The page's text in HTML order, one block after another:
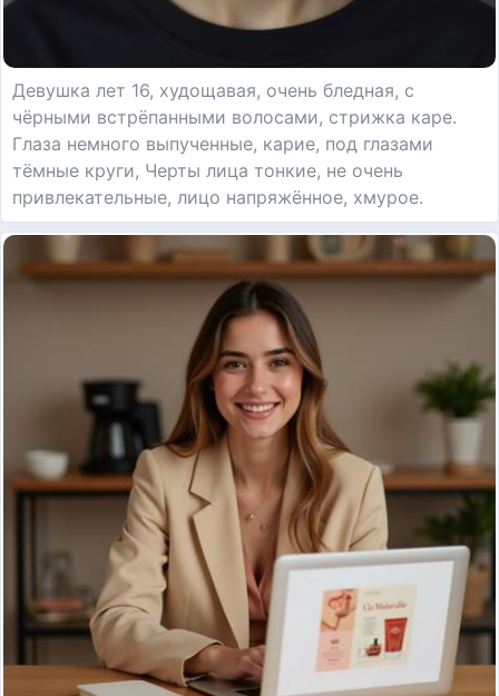
Девушка лет 16, худощавая, очень бледная, с
чёрными встрёпанными волосами, стрижка каре.
Глаза немного выпученные, карие, под глазами
тёмные круги, Черты лица тонкие, не очень
привлекательные, лицо напряжённое, хмурое.